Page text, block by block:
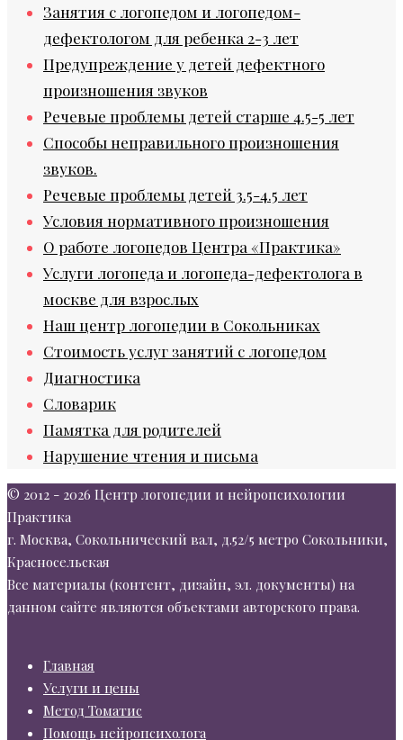
Занятия с логопедом и логопедом-
дефектологом для ребенка 2-3 лет
Предупреждение у детей дефектного
произношения звуков
Речевые проблемы детей старше 4.5-5 лет
Способы неправильного произношения
звуков.
Речевые проблемы детей 3.5-4.5 лет
Условия нормативного произношения
О работе логопедов Центра «Практика»
Услуги логопеда и логопеда-дефектолога в
москве для взрослых
Наш центр логопедии в Сокольниках
Стоимость услуг занятий с логопедом
Диагностика
Словарик
Памятка для родителей
Нарушение чтения и письма
© 2012 - 2026 Центр логопедии и нейропсихологии
Практика
г. Москва, Сокольнический вал, д.52/5 метро Сокольники,
Красносельская
Все материалы (контент, дизайн, эл. документы) на
данном сайте являются объектами авторского права.
Главная
Услуги и цены
Метод Томатис
Помощь нейропсихолога